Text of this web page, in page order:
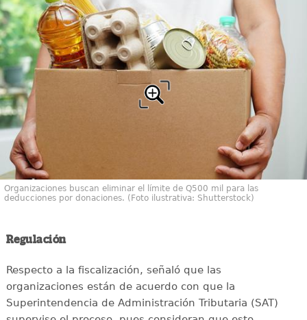
Organizaciones buscan eliminar el límite de Q500 mil para las
deducciones por donaciones. (Foto ilustrativa: Shutterstock)
Regulación
Respecto a la fiscalización, señaló que las
organizaciones están de acuerdo con que la
Superintendencia de Administración Tributaria (SAT)